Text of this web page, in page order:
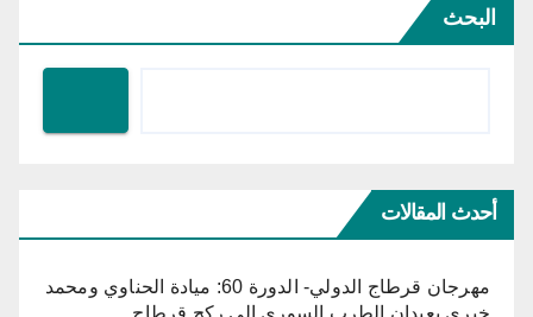
البحث
أحدث المقالات
مهرجان قرطاج الدولي- الدورة 60: ميادة الحناوي ومحمد
خيري يعيدان الطرب السوري إلى ركح قرطاج